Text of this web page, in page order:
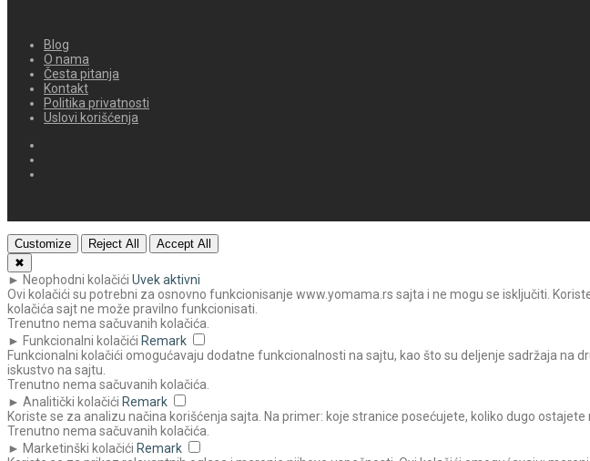
Blog
O nama
Česta pitanja
Kontakt
Politika privatnosti
Uslovi korišćenja
Customize Reject All
Accept All
✖
► Neophodni kolačići Uvek aktivni
Ovi kolačići su potrebni za osnovno funkcionisanje www.yomama.rs sajta i ne mogu se isključiti.
kolačića sajt ne može pravilno funkcionisati.
Trenutno nema sačuvanih kolačića.
► Funkcionalni kolačići Remark
Funkcionalni kolačići omogućavaju dodatne funkcionalnosti na sajtu, kao što su deljenje sadržaja
iskustvo na sajtu.
Trenutno nema sačuvanih kolačića.
► Analitički kolačići Remark
Koriste se za analizu načina korišćenja sajta. Na primer: koje stranice posećujete, koliko dugo
Trenutno nema sačuvanih kolačića.
► Marketinški kolačići Remark